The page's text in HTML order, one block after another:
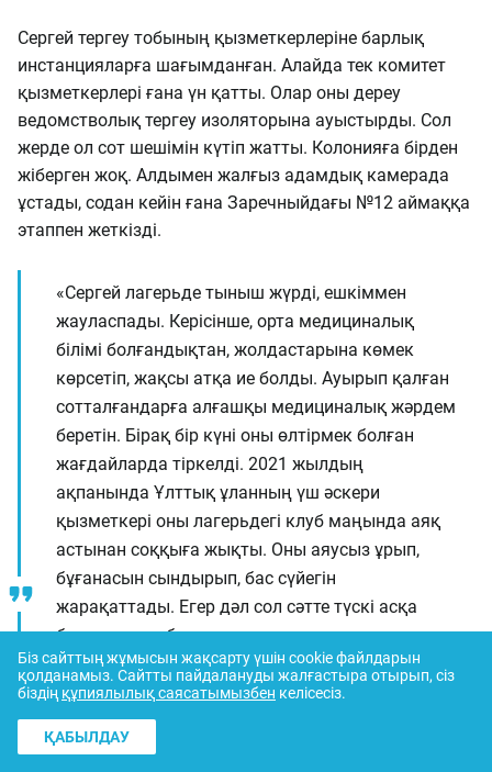
Сергей тергеу тобының қызметкерлеріне барлық
инстанцияларға шағымданған. Алайда тек комитет
қызметкерлері ғана үн қатты. Олар оны дереу
ведомстволық тергеу изоляторына ауыстырды. Сол
жерде ол сот шешімін күтіп жатты. Колонияға бірден
жіберген жоқ. Алдымен жалғыз адамдық камерада
ұстады, содан кейін ғана Заречныйдағы №12 аймаққа
этаппен жеткізді.
«Сергей лагерьде тыныш жүрді, ешкіммен
жауласпады. Керісінше, орта медициналық
білімі болғандықтан, жолдастарына көмек
көрсетіп, жақсы атқа ие болды. Ауырып қалған
сотталғандарға алғашқы медициналық жәрдем
беретін. Бірақ бір күні оны өлтірмек болған
жағдайларда тіркелді. 2021 жылдың
ақпанында Ұлттық ұланның үш әскери
қызметкері оны лагерьдегі клуб маңында аяқ
астынан соққыға жықты. Оны аяусыз ұрып,
бұғанасын сындырып, бас сүйегін
жарақаттады. Егер дәл сол сәтте түскі асқа
бара жатқан басқа сотталғандар арашалап
үлгермегенде, ол тірі қалмас еді. Бұл оқиғаны
мен үш күннен кейін ғана білген соң, дереу
Қапшагай қалалық ауруханасына жатқызуды
сұрап, рұқсат алдым. Сол кезде Қапшагай
Біз сайттың жұмысын жақсарту үшін cookie файлдарын
қолданамыз. Сайтты пайдалануды жалғастыра отырып, сіз
біздің құпиялылық саясатымызбен келісесіз.
ҚАБЫЛДАУ